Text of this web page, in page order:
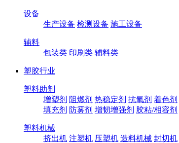
设备
生产设备 检测设备 施工设备
辅料
包装类 印刷类 辅料类
塑胶行业
塑料助剂
增塑剂 阻燃剂 热稳定剂 抗氧剂 着色剂
填充剂 防雾剂 增韧增强剂 胶粘/相容剂
塑料机械
挤出机 注塑机 压塑机 造料机械 封切机